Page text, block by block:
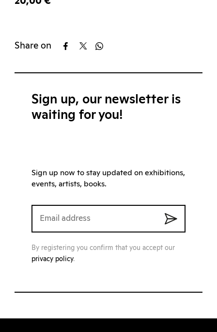
Share on
Sign up, our newsletter is
waiting for you!
Sign up now to stay updated on exhibitions,
events, artists, books.
By registering you confirm that you accept our
privacy policy.